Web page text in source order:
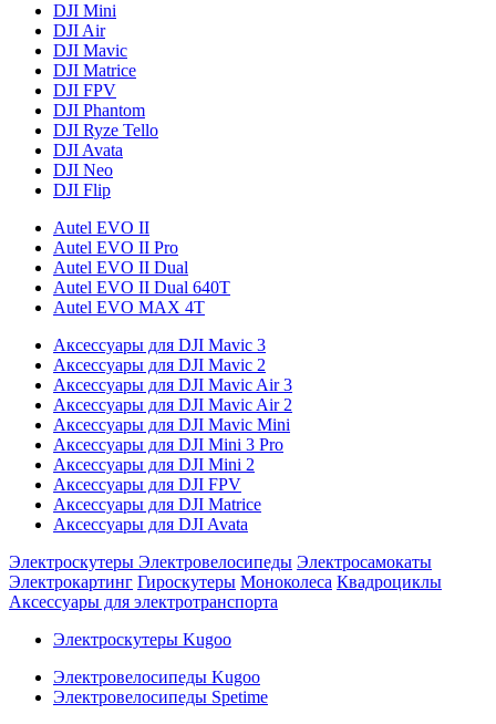
DJI Mini
DJI Air
DJI Mavic
DJI Matrice
DJI FPV
DJI Phantom
DJI Ryze Tello
DJI Avata
DJI Neo
DJI Flip
Autel EVO II
Autel EVO II Pro
Autel EVO II Dual
Autel EVO II Dual 640T
Autel EVO MAX 4T
Аксессуары для DJI Mavic 3
Аксессуары для DJI Mavic 2
Аксессуары для DJI Mavic Air 3
Аксессуары для DJI Mavic Air 2
Аксессуары для DJI Mavic Mini
Аксессуары для DJI Mini 3 Pro
Аксессуары для DJI Mini 2
Аксессуары для DJI FPV
Аксессуары для DJI Matrice
Аксессуары для DJI Avata
Электроскутеры Электровелосипеды Электросамокаты
Электрокартинг Гироскутеры Моноколеса Квадроциклы
Аксессуары для электротранспорта
Электроскутеры Kugoo
Электровелосипеды Kugoo
Электровелосипеды Spetime